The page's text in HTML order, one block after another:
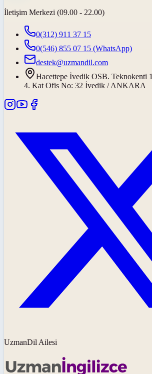
İletişim Merkezi (09.00 - 22.00)
0(312) 911 37 15
0(546) 855 07 15 (WhatsApp)
destek@uzmandil.com
Hacettepe İvedik OSB. Teknokenti
4. Kat Ofis No: 32 İvedik / ANKARA
UzmanDil Ailesi